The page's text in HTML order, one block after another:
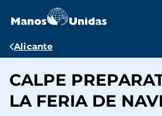
contenido
Ruta
navegación
Alicante
CALPE
LA FERIA DE